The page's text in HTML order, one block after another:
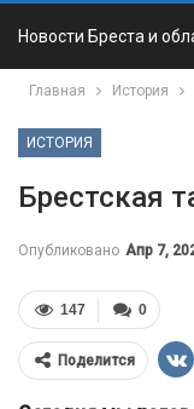
Новости Бреста и
Главная История
ИСТОРИЯ
Брестская
Опубликовано Апр 7,
0
147
Поделится